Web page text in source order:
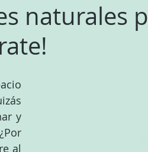
naturales
y
al